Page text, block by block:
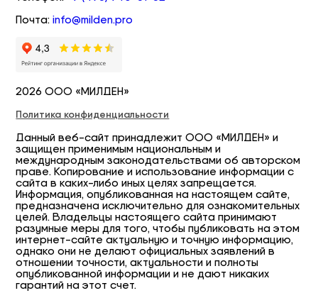
Почта:info@milden.pro
2026 ООО «МИЛДЕН»
Политика конфиденциальности
Данный веб-сайт принадлежит ООО «МИЛДЕН» и
защищен применимым национальным и
международным законодательствами об авторском
праве. Копирование и использование информации с
сайта в каких-либо иных целях запрещается.
Информация, опубликованная на настоящем сайте,
предназначена исключительно для ознакомительных
целей. Владельцы настоящего сайта принимают
разумные меры для того, чтобы публиковать на этом
интернет-сайте актуальную и точную информацию,
однако они не делают официальных заявлений в
отношении точности, актуальности и полноты
опубликованной информации и не дают никаких
гарантий на этот счет.